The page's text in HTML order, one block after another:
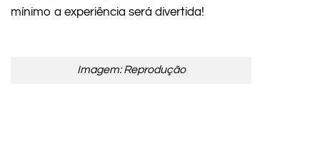
mínimo a experiência será divertida!
Imagem: Reprodução